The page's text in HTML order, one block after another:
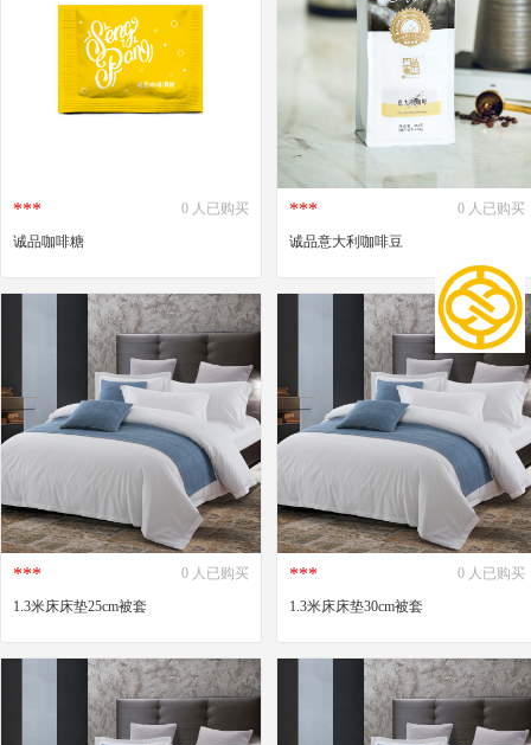
***
0 人已购买
诚品咖啡糖
***
0 人已购买
诚品意大利咖啡豆
***
0 人已购买
1.3米床床垫25cm被套
***
0 人已购买
1.3米床床垫30cm被套